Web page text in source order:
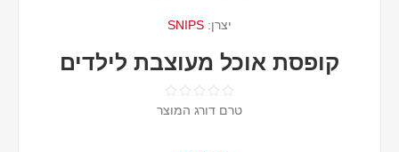
יצרן: SNIPS
קופסת אוכל מעוצבת לילדים
טרם דורג המוצר